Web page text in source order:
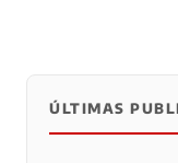
0 0 0
ÚLTIMAS